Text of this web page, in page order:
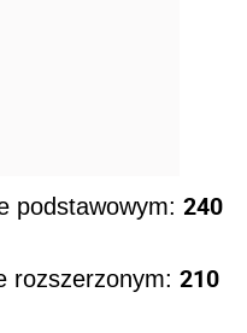
podstawowym: 240
rozszerzonym: 210